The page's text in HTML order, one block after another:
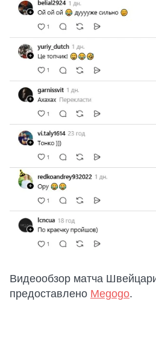
Видеообзор матча
предоставлено Megogo.